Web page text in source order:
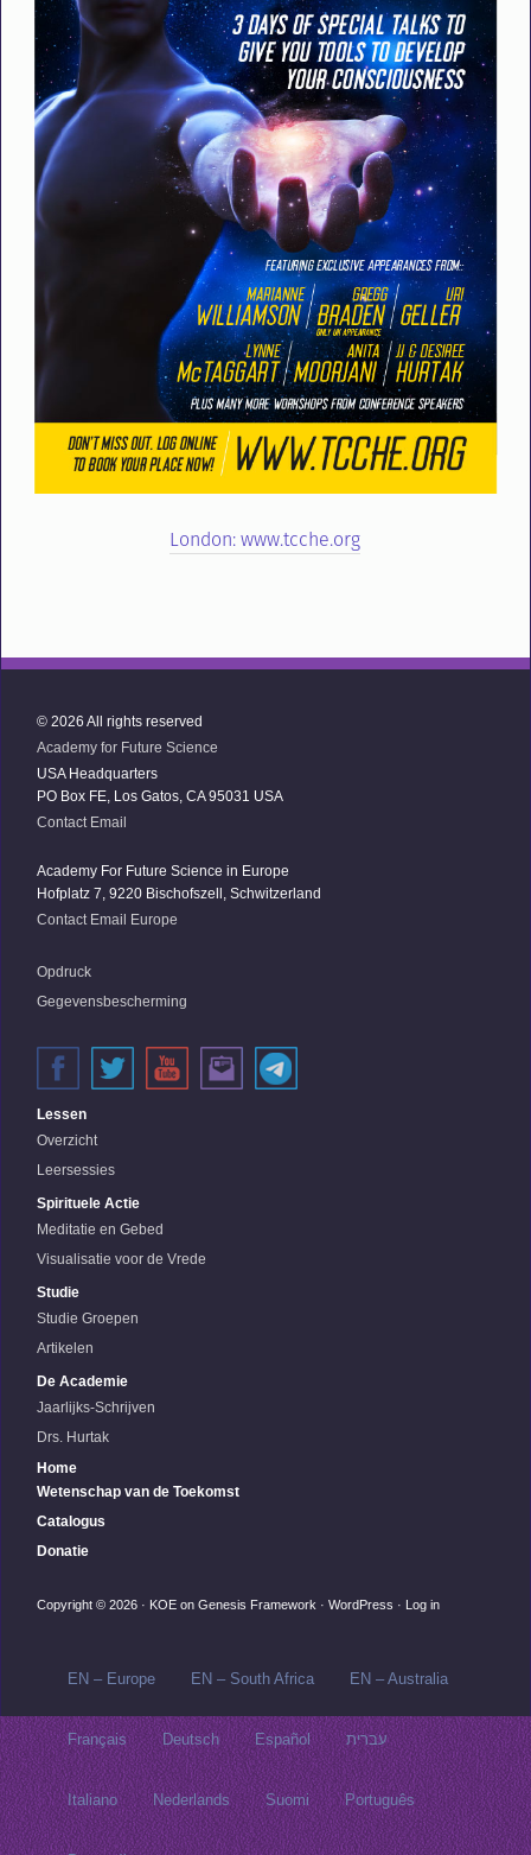
London: www.tcche.org
© 2026 All rights reserved
Academy for Future Science
USA Headquarters
PO Box FE, Los Gatos, CA 95031 USA
Contact Email
Academy For Future Science in Europe
Hofplatz 7, 9220 Bischofszell, Schwitzerland
Contact Email Europe
Opdruck
Gegevensbescherming
Lessen
Overzicht
Leersessies
Spirituele Actie
Meditatie en Gebed
Visualisatie voor de Vrede
Studie
Studie Groepen
Artikelen
De Academie
Jaarlijks-Schrijven
Drs. Hurtak
Home
Wetenschap van de Toekomst
Catalogus
Donatie
Copyright © 2026 · KOE on Genesis Framework · WordPress · Log in
EN – Europe EN – South Africa EN – Australia
Français Deutsch Español עברית
Italiano Nederlands Suomi Português